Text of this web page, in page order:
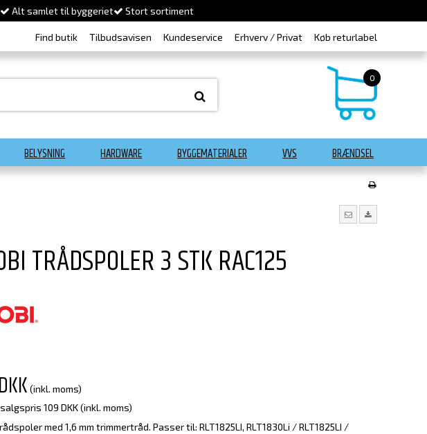
Alt samlet til byggeriet Stort sortiment
Find butik Tilbudsavisen Kundeservice Erhverv / Privat Køb returlabel
0
BELYSNING HARDWARE BYGGEMATERIALER VVS BRÆNDSEL
TRÅDSPOLER 3 STK RAC125
(inkl. moms)
109 DKK(inkl. moms)
med 1,6 mm trimmertråd. Passer til: RLT1825LI, RLT1830Li / RLT1825LI /